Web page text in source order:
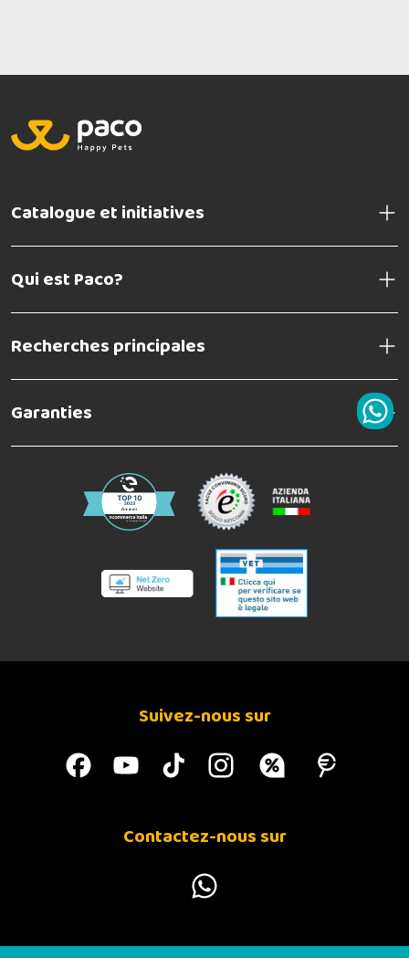
Catalogue et initiatives
Qui est Paco?
Recherches principales
Garanties
Suivez-nous sur
Contactez-nous sur